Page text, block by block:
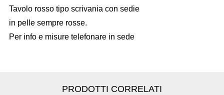
Tavolo rosso tipo scrivania con sedie
in pelle sempre rosse.
Per info e misure telefonare in sede
PRODOTTI CORRELATI